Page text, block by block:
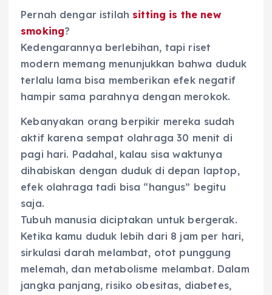
Pernah dengar istilah sitting is the new
smoking?
Kedengarannya berlebihan, tapi riset
modern memang menunjukkan bahwa duduk
terlalu lama bisa memberikan efek negatif
hampir sama parahnya dengan merokok.
Kebanyakan orang berpikir mereka sudah
aktif karena sempat olahraga 30 menit di
pagi hari. Padahal, kalau sisa waktunya
dihabiskan dengan duduk di depan laptop,
efek olahraga tadi bisa “hangus” begitu
saja.
Tubuh manusia diciptakan untuk bergerak.
Ketika kamu duduk lebih dari 8 jam per hari,
sirkulasi darah melambat, otot punggung
melemah, dan metabolisme melambat. Dalam
jangka panjang, risiko obesitas, diabetes,